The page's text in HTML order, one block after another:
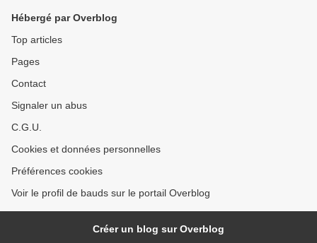
Hébergé par Overblog
Top articles
Pages
Contact
Signaler un abus
C.G.U.
Cookies et données personnelles
Préférences cookies
Voir le profil de bauds sur le portail Overblog
Créer un blog sur Overblog